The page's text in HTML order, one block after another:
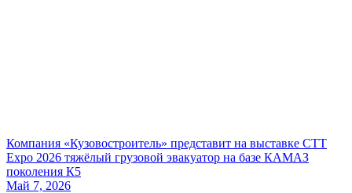
Компания «Кузовостроитель» представит на выставке CTT
Expo 2026 тяжёлый грузовой эвакуатор на базе КАМАЗ
поколения К5
Май 7, 2026